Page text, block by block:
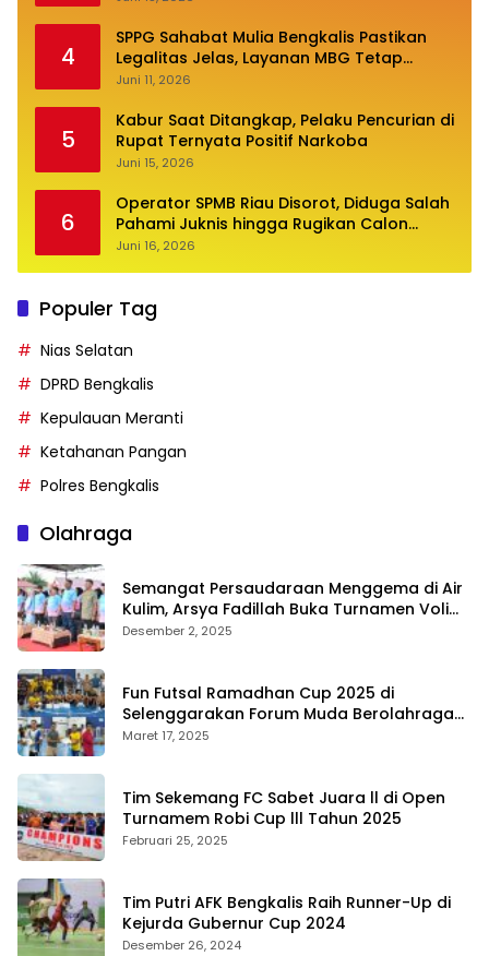
4
SPPG Sahabat Mulia Bengkalis Pastikan
Legalitas Jelas, Layanan MBG Tetap
Optimal
Juni 11, 2026
5
Kabur Saat Ditangkap, Pelaku Pencurian di
Rupat Ternyata Positif Narkoba
Juni 15, 2026
6
Operator SPMB Riau Disorot, Diduga Salah
Pahami Juknis hingga Rugikan Calon
Siswa
Juni 16, 2026
Populer Tag
Nias Selatan
DPRD Bengkalis
Kepulauan Meranti
Ketahanan Pangan
Polres Bengkalis
Olahraga
Semangat Persaudaraan Menggema di Air
Kulim, Arsya Fadillah Buka Turnamen Voli
Bermasa Cup II
Desember 2, 2025
Fun Futsal Ramadhan Cup 2025 di
Selenggarakan Forum Muda Berolahraga
Bengkalis
Maret 17, 2025
Tim Sekemang FC Sabet Juara ll di Open
Turnamem Robi Cup lll Tahun 2025
Februari 25, 2025
Tim Putri AFK Bengkalis Raih Runner-Up di
Kejurda Gubernur Cup 2024
Desember 26, 2024